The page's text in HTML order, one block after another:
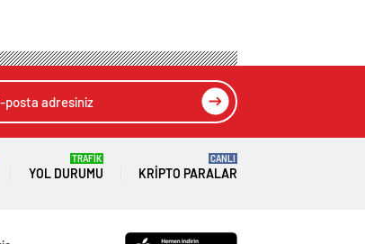
YOL DURUMU
TRAFİK
KRIPTO PARALAR
CANLI